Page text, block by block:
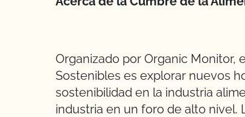
Organizado por Organic Monitor,
Sostenibles es explorar nuevos
sostenibilidad en la industria
industria en un foro de alto nivel.